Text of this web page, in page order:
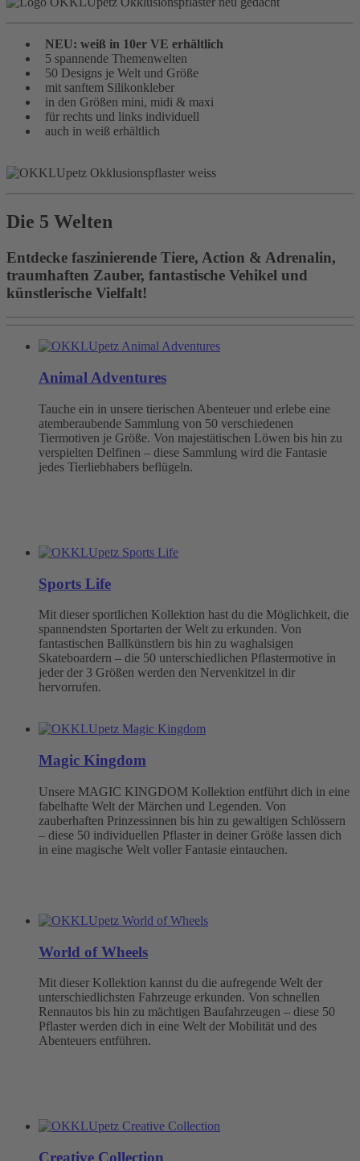
NEU: weiß in 10er VE erhältlich
5 spannende Themenwelten
50 Designs je Welt und Größe
mit sanftem Silikonkleber
in den Größen mini, midi & maxi
für rechts und links individuell
auch in weiß erhältlich
Die 5 Welten
Entdecke faszinierende Tiere, Action & Adrenalin,
traumhaften Zauber, fantastische Vehikel und
künstlerische Vielfalt!
Animal Adventures
Tauche ein in unsere tierischen Abenteuer und erlebe eine
atemberaubende Sammlung von 50 verschiedenen
Tiermotiven je Größe. Von majestätischen Löwen bis hin zu
verspielten Delfinen – diese Sammlung wird die Fantasie
jedes Tierliebhabers beflügeln.
Sports Life
Mit dieser sportlichen Kollektion hast du die Möglichkeit, die
spannendsten Sportarten der Welt zu erkunden. Von
fantastischen Ballkünstlern bis hin zu waghalsigen
Skateboardern – die 50 unterschiedlichen Pflastermotive in
jeder der 3 Größen werden den Nervenkitzel in dir
hervorrufen.
Magic Kingdom
Unsere MAGIC KINGDOM Kollektion entführt dich in eine
fabelhafte Welt der Märchen und Legenden. Von
zauberhaften Prinzessinnen bis hin zu gewaltigen Schlössern
– diese 50 individuellen Pflaster in deiner Größe lassen dich
in eine magische Welt voller Fantasie eintauchen.
World of Wheels
Mit dieser Kollektion kannst du die aufregende Welt der
unterschiedlichsten Fahrzeuge erkunden. Von schnellen
Rennautos bis hin zu mächtigen Baufahrzeugen – diese 50
Pflaster werden dich in eine Welt der Mobilität und des
Abenteuers entführen.
Creative Collection